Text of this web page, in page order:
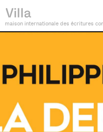
maison internationale des écritures